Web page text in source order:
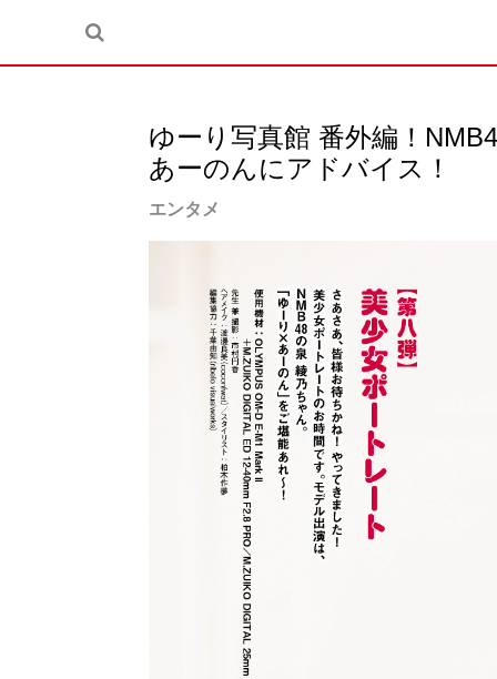
ゆーり写真館 番外編！
あーのんにアドバイス！
エンタメ